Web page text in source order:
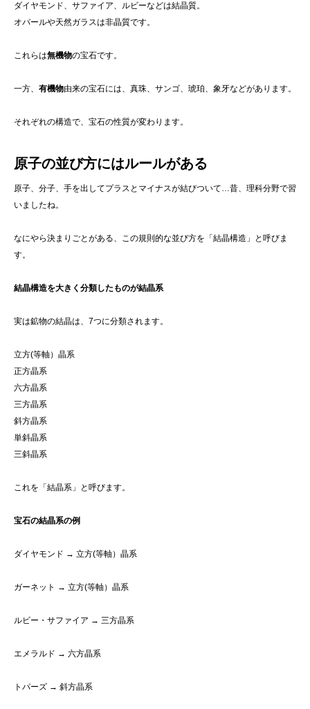
ダイヤモンド、サファイア、ルビーなどは結晶質。
オパールや天然ガラスは非晶質です。
これらは無機物の宝石です。
一方、 有機物由来の宝石には、真珠、サンゴ、琥珀、象牙などがあります。
それぞれの構造で、宝石の性質が変わります。
原子の並び方にはルールがある
原子、分子、手を出してプラスとマイナスが結びついて…昔、理科分野で習
いましたね。
なにやら決まりごとがある、この規則的な並び方を「結晶構造」と呼びま
す。
結晶構造を大きく分類したものが結晶系
実は鉱物の結晶は、7つに分類されます。
立方(等軸）晶系
正方晶系
六方晶系
三方晶系
斜方晶系
単斜晶系
三斜晶系
これを「結晶系」と呼びます。
宝石の結晶系の例
ダイヤモンド → 立方(等軸）晶系
ガーネット → 立方(等軸）晶系
ルビー・サファイア → 三方晶系
エメラルド → 六方晶系
トパーズ → 斜方晶系